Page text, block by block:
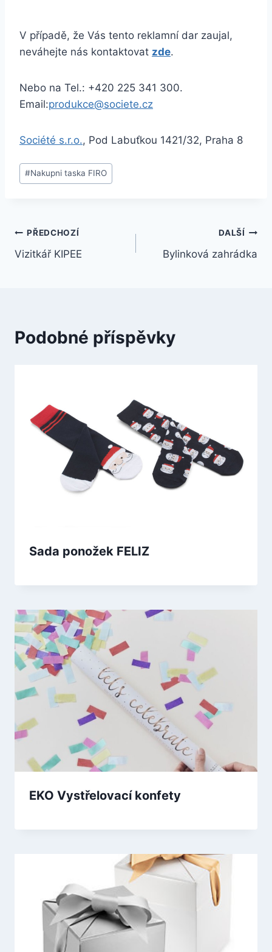
V případě, že Vás tento reklamní dar zaujal,
neváhejte nás kontaktovat zde.
Nebo na Tel.: +420 225 341 300.
Email:produkce@societe.cz
Société s.r.o., Pod Labuťkou 1421/32, Praha 8
#Nakupni taska FIRO
PŘEDCHOZÍ
Vizitkář KIPEE
DALŠÍ
Bylinková zahrádka
Podobné příspěvky
Sada ponožek FELIZ
EKO Vystřelovací konfety